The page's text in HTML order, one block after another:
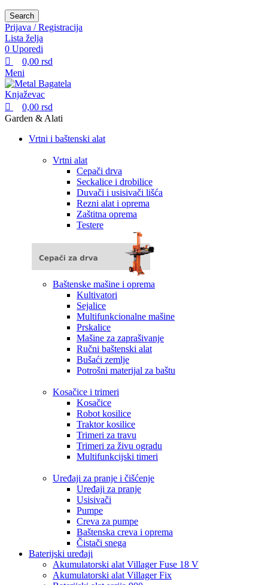
Search
Prijava / Registracija
Lista želja
0 Uporedi
0,00 rsd
Meni
0,00 rsd
Garden & Alati
Vrtni i baštenski alat
Vrtni alat
Cepači drva
Seckalice i drobilice
Duvači i usisivači lišća
Rezni alat i oprema
Zaštitna oprema
Testere
Baštenske mašine i oprema
Kultivatori
Sejalice
Multifunkcionalne mašine
Prskalice
Mašine za zaprašivanje
Ručni baštenski alat
Bušaći zemlje
Potrošni materijal za baštu
Kosačice i trimeri
Kosačice
Robot kosilice
Traktor kosilice
Trimeri za travu
Trimeri za živu ogradu
Multifunkcijski timeri
Uređaji za pranje i čišćenje
Uređaji za pranje
Usisivači
Pumpe
Creva za pumpe
Baštenska creva i oprema
Čistači snega
Baterijski uređaji
Akumulatorski alat Villager Fuse 18 V
Akumulatorski alat Villager Fix